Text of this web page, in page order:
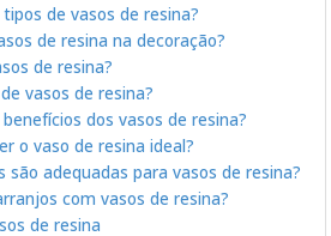
de vasos de resina?
de resina na decoração?
de resina?
vasos de resina?
dos vasos de resina?
o vaso de resina ideal?
são adequadas para vasos de resina?
com vasos de resina?
de resina